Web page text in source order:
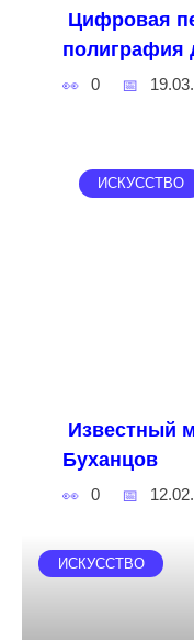
Цифровая
полиграфия
0
ИСКУССТВО
Известный
Буханцов
0
ИСКУССТВО